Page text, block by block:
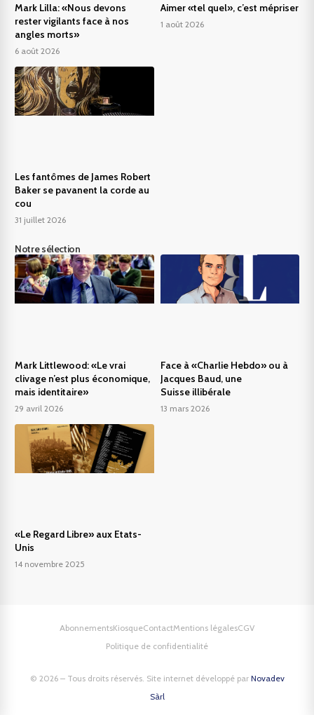
Mark Lilla: «Nous devons
rester vigilants face à nos
angles morts»
6 août 2026
Aimer «tel quel», c’est mépriser
1 août 2026
Les fantômes de James Robert
Baker se pavanent la corde au
cou
31 juillet 2026
Notre sélection
Mark Littlewood: «Le vrai
clivage n’est plus économique,
mais identitaire»
29 avril 2026
Face à «Charlie Hebdo» ou à
Jacques Baud, une
Suisse illibérale
13 mars 2026
«Le Regard Libre» aux Etats-
Unis
14 novembre 2025
© 2026 – Tous droits réservés. Site internet développé par Novadev
Sàrl
AbonnementsKiosqueContactMentions légalesCGV
Politique de confidentialité